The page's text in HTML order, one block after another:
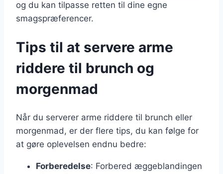
og du kan tilpasse retten til dine egne
smagspræferencer.
Tips til at servere arme
riddere til brunch og
morgenmad
Når du serverer arme riddere til brunch eller
morgenmad, er der flere tips, du kan følge for
at gøre oplevelsen endnu bedre:
Forberedelse: Forbered æggeblandingen